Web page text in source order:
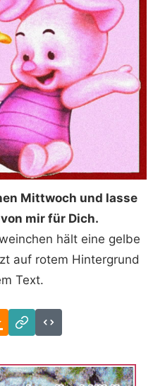
Mittwoch und lasse
mir für Dich.
hält eine gelbe
auf rotem Hintergrund
Text.
Download
Link
Code